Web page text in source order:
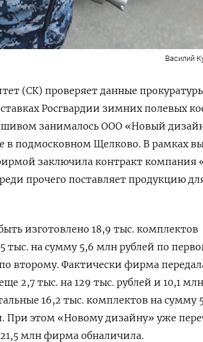
Василий
(СК) проверяет данные
Росгвардии зимних полевых
занималось ООО «Новый
в подмосковном Щелково. В рамках
заключила контракт компания
прочего поставляет продукцию
изготовлено 18,9 тыс. комплектов
тыс. на сумму 5,6 млн рублей по
второму. Фактически фирма
2,7 тыс. на 129 тыс. рублей и 10,1
16,2 тыс. комплектов на сумму
При этом «Новому дизайну» уже
млн фирма обналичила.